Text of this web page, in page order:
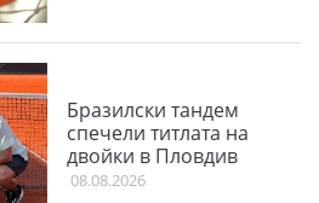
Бразилски тандем
спечели титлата на
двойки в Пловдив
08.08.2026